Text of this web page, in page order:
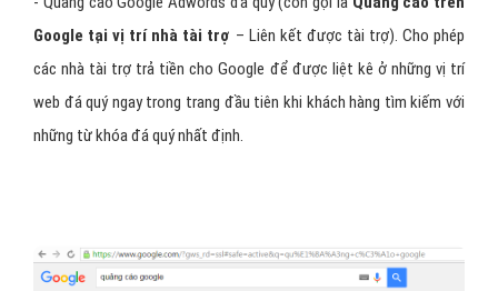
Google tại vị trí nhà tài trợ – Liên kết được tài trợ). Cho phép
các nhà tài trợ trả tiền cho Google để được liệt kê ở những vị trí
web đá quý ngay trong trang đầu tiên khi khách hàng tìm kiếm với
những từ khóa đá quý nhất định.